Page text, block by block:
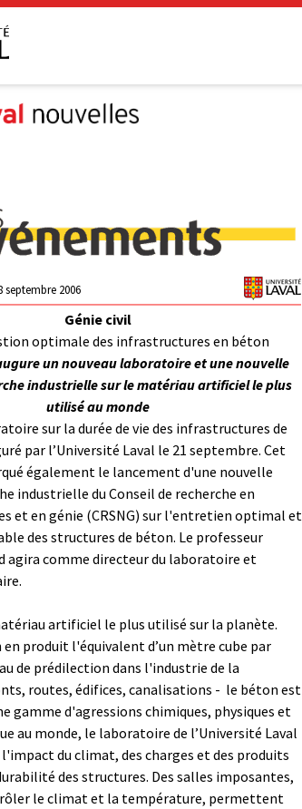
septembre 2006
Génie civil
optimale des infrastructures en béton
un nouveau laboratoire et une nouvelle
industrielle sur le matériau artificiel le plus
utilisé au monde
sur la durée de vie des infrastructures de
par l’Université Laval le 21 septembre. Cet
également le lancement d'une nouvelle
industrielle du Conseil de recherche en
et en génie (CRSNG) sur l'entretien optimal et
des structures de béton. Le professeur
agira comme directeur du laboratoire et
artificiel le plus utilisé sur la planète.
en produit l'équivalent d’un mètre cube par
de prédilection dans l'industrie de la
routes, édifices, canalisations - le béton est
gamme d'agressions chimiques, physiques et
au monde, le laboratoire de l’Université Laval
du climat, des charges et des produits
des structures. Des salles imposantes,
le climat et la température, permettent